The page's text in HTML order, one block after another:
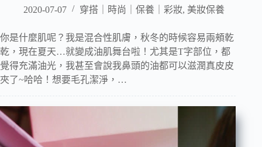
2020-07-07 穿搭｜時尚｜保養｜彩妝, 美妝保養
你是什麼肌呢？我是混合性肌膚，秋冬的時候容易兩頰乾
乾，現在夏天…就變成油肌舞台啦！尤其是T字部位，都
覺得充滿油光，我甚至會說我鼻頭的油都可以滋潤真皮皮
夾了~哈哈！想要毛孔潔淨，…